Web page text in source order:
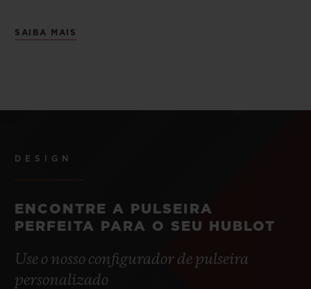
SAIBA MAIS
DESIGN
ENCONTRE A PULSEIRA
PERFEITA PARA O SEU HUBLOT
Use o nosso configurador de pulseira
personalizado